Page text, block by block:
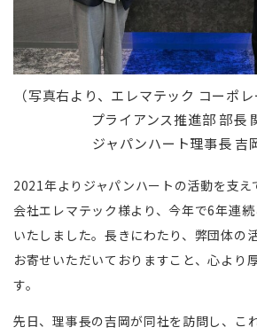
（写真右より、エレマテック コーポ
プライアンス推進部 部長
ジャパンハート理事長 吉
2021年よりジャパンハートの活動を支え
会社エレマテック様より、今年で6年連
いたしました。長きにわたり、弊団体の
お寄せいただいておりますこと、心より
す。
先日、理事長の吉岡が同社を訪問し、こ